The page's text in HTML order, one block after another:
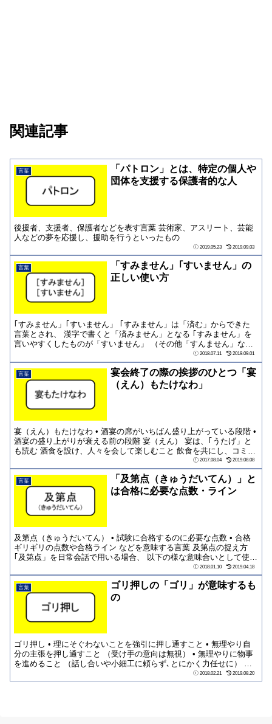
関連記事
言葉
「パトロン」とは、特定の個人や
団体を支援する保護者的な人
後援者、支援者、保護者などを表す言葉 芸術家、アスリート、芸能
人などの夢を応援し、援助を行うといったもの
2019.05.23 2019.09.03
言葉
「すみません」｢すいません」の
正しい使い方
｢すみません」｢すいません」 ｢すみません」は「済む」からできた
言葉とされ、 漢字で書くと「済みません」となる ｢すみません」を
言いやすくしたものが「すいません」 （その他「すんません」な
2018.07.11 2019.09.01
言葉
宴会終了の際の挨拶のひとつ「宴
（えん）もたけなわ」
宴（えん）もたけなわ • 酒宴の席がいちばん盛り上がっている段階 •
酒宴の盛り上がりが衰える前の段階 宴（えん） 宴は、｢うたげ」と
も読む 酒食を設け、人々を会して楽しむこと 飲食を共にし、コミュ
2017.08.04 2019.08.08
言葉
「及第点（きゅうだいてん）」と
は合格に必要な点数・ライン
及第点（きゅうだいてん） • 試験に合格するのに必要な点数 • 合格
ギリギリの点数や合格ライン などを意味する言葉 及第点の捉え方
｢及第点」を日常会話で用いる場合、 以下の様な意味合いとして使わ
2018.01.10 2019.04.18
言葉
ゴリ押しの「ゴリ」が意味するも
の
ゴリ押し • 理にそぐわないことを強引に押し通すこと • 無理やり自
分の主張を押し通すこと （受け手の意向は無視） • 無理やりに物事
を進めること （話し合いや小細工に頼らず､とにかく力任せに） 補
2018.02.21 2019.08.20